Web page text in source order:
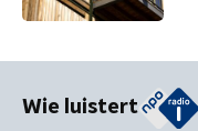
Wie luistert